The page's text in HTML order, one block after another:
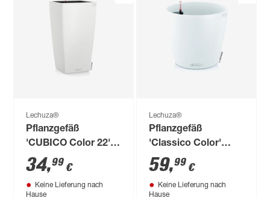
Lechuza®
Pflanzgefäß
'CUBICO Color 22'
Kunststoff weiß 41 x
22 x 22 cm
34,99 €
Keine Lieferung nach
Hause
Lechuza®
Pflanzgefäß
'Classico Color'
Kunststoff weiß Ø
43 x 40 cm
59,99 €
Keine Lieferung nach
Hause